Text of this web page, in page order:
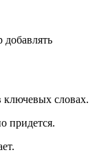
ключевых словах.
придется.